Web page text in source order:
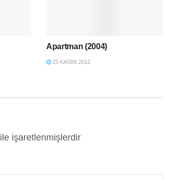
Apartman (2004)
25 KASIM 2012
ile işaretlenmişlerdir